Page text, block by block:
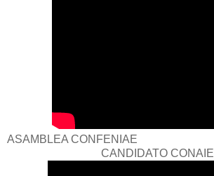
ASAMBLEA CONFENIAE
CANDIDATO CONAIE